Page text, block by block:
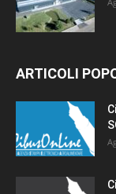
ARTICOLI